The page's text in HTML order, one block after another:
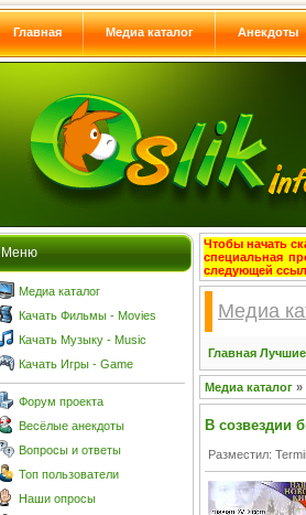
Главная Медиа каталог Анекдоты
Меню
Медиа каталог
Качать Фильмы - Movies
Качать Музыку - Music
Качать Игры - Game
Форум проекта
Весёлые анекдоты
Вопросы и ответы
Топ пользователи
Наши опросы
Чтобы начать
специальная
следующей
Медиа
Главная Лучшие
Медиа каталог »
В созвездии
Разместил: